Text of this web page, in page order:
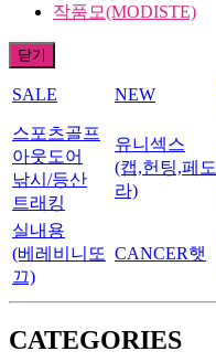
작품모(MODISTE)
닫기
SALE NEW
스포츠골프
아웃도어
낚시/등산
트래킹
유니섹스
(캡,헌팅,페도
라)
실내용
(베레비니또
끄)
CANCER햇
CATEGORIES